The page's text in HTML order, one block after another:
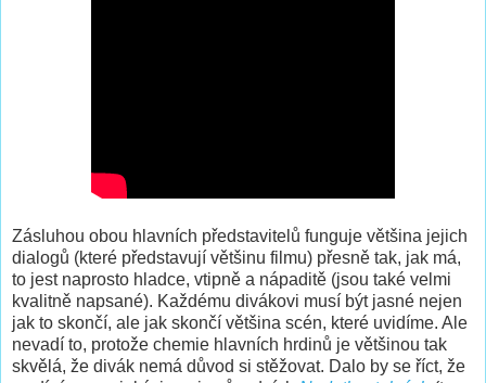
Zásluhou obou hlavních představitelů funguje většina jejich
dialogů (které představují většinu filmu) přesně tak, jak má,
to jest naprosto hladce, vtipně a nápaditě (jsou také velmi
kvalitně napsané). Každému divákovi musí být jasné nejen
jak to skončí, ale jak skončí většina scén, které uvidíme. Ale
nevadí to, protože chemie hlavních hrdinů je většinou tak
skvělá, že divák nemá důvod si stěžovat. Dalo by se říct, že